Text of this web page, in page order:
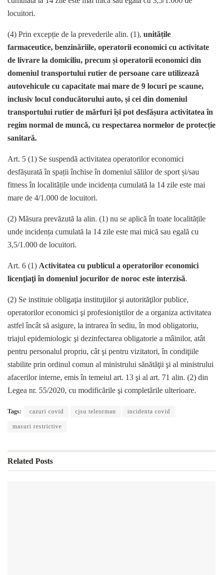
locuitori.
(4) Prin excepție de la prevederile alin. (1), unitățile
farmaceutice, benzinăriile, operatorii economici cu activitate
de livrare la domiciliu, precum și operatorii economici din
domeniul transportului rutier de persoane care utilizează
autovehicule cu capacitate mai mare de 9 locuri pe scaune,
inclusiv locul conducătorului auto, și cei din domeniul
transportului rutier de mărfuri își pot desfășura activitatea în
regim normal de muncă, cu respectarea normelor de protecție
sanitară.
Art. 5 (1) Se suspendă activitatea operatorilor economici
desfășurată în spații închise în domeniul sălilor de sport și/sau
fitness în localitățile unde incidența cumulată la 14 zile este mai
mare de 4/1.000 de locuitori.
(2) Măsura prevăzută la alin. (1) nu se aplică în toate localitățile
unde incidența cumulată la 14 zile este mai mică sau egală cu
3,5/1.000 de locuitori.
Art. 6 (1) Activitatea cu publicul a operatorilor economici
licenţiaţi în domeniul jocurilor de noroc este interzisă.
(2) Se instituie obligaţia instituţiilor şi autorităţilor publice,
operatorilor economici şi profesioniştilor de a organiza activitatea
astfel încât să asigure, la intrarea în sediu, în mod obligatoriu,
triajul epidemiologic şi dezinfectarea obligatorie a mâinilor, atât
pentru personalul propriu, cât şi pentru vizitatori, în condiţiile
stabilite prin ordinul comun al ministrului sănătăţii şi al ministrului
afacerilor interne, emis în temeiul art. 13 şi al art. 71 alin. (2) din
Legea nr. 55/2020, cu modificările şi completările ulterioare.
Tags: cazuri covid cjsu teleorman incidenta covid
masuri restrictive
Related Posts